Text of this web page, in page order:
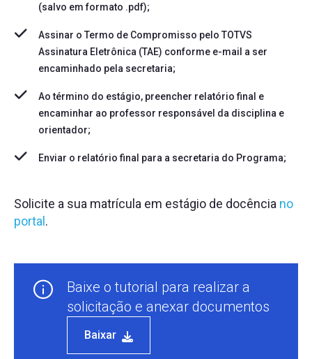
(salvo em formato .pdf);
Assinar o Termo de Compromisso pelo TOTVS
Assinatura Eletrônica (TAE) conforme e-mail a ser
encaminhado pela secretaria;
Ao término do estágio, preencher relatório final e
encaminhar ao professor responsável da disciplina e
orientador;
Enviar o relatório final para a secretaria do Programa;
Solicite a sua matrícula em estágio de docência no
portal.
Baixe o tutorial para realizar a
solicitação e anexar documentos
Baixar